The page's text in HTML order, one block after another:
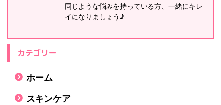
同じような悩みを持っている方、一緒にキレ
イになりましょう♪
カテゴリー
ホーム
スキンケア